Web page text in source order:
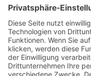
UNSERE ZERTIFIKATE